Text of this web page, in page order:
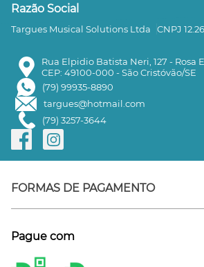
Razão Social
Targues Musical Solutions Ltda CNPJ
Rua Elpidio Batista Neri, 127 - Rosa
CEP: 49100-000 - São Cristóvão/SE
(79) 99935-8890
targues@hotmail.com
(79) 3257-3644
FORMAS DE PAGAMENTO
Pague com